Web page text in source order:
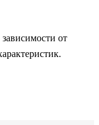
от